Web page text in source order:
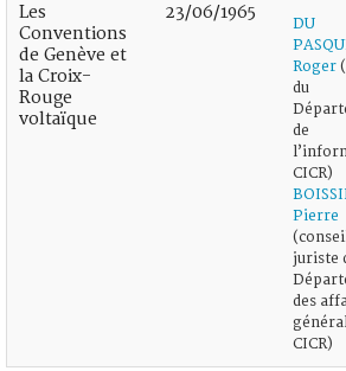
Les
Conventions
de Genève et
la Croix-
Rouge
voltaïque
23/06/1965
DU
Roger
du
de
CICR)
Pierre
juriste
des
CICR)